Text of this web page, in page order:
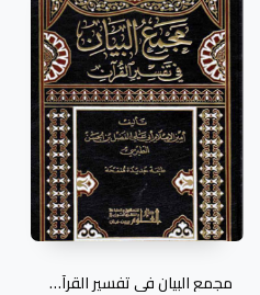
مجمع البيان في تفسير القرآن- ج6